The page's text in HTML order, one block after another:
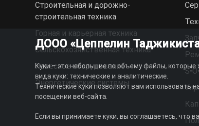
Строительная и дорожно-
cтроительная техника
Горная и карьерная техника
Сельскохозяйственная техника
Навесное оборудование
Энергетические системы
ДООО «Цеппелин
Куки – это небольшие по объему файлы,
вида куки: технические и аналитические.
Технические куки позволяют вам использовать
посещении веб-сайта.
Если вы принимаете куки, вы соглашаетесь, что